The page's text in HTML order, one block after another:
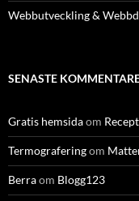
Webbutveckling &
SENASTE
Gratis hemsidaom
Termograferingom
Berraom Blogg123